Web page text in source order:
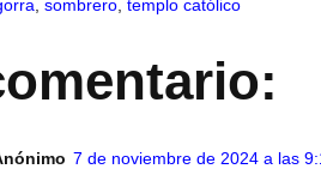
sombrero templo católico
7 de noviembre de 2024 a las